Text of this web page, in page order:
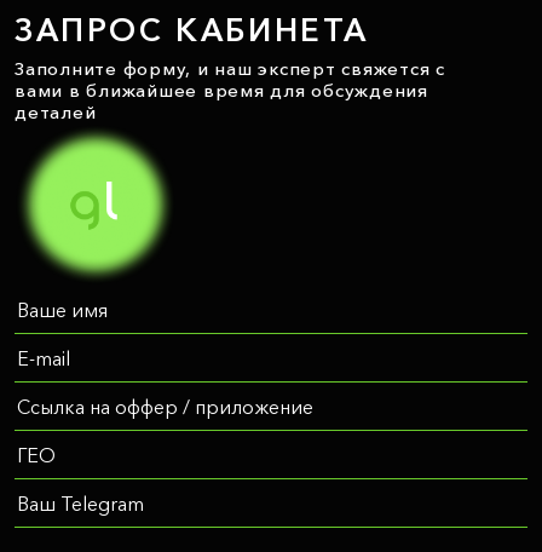
ЗАПРОС КАБИНЕТА
Заполните форму, и наш эксперт свяжется с
вами в ближайшее время для обсуждения
деталей